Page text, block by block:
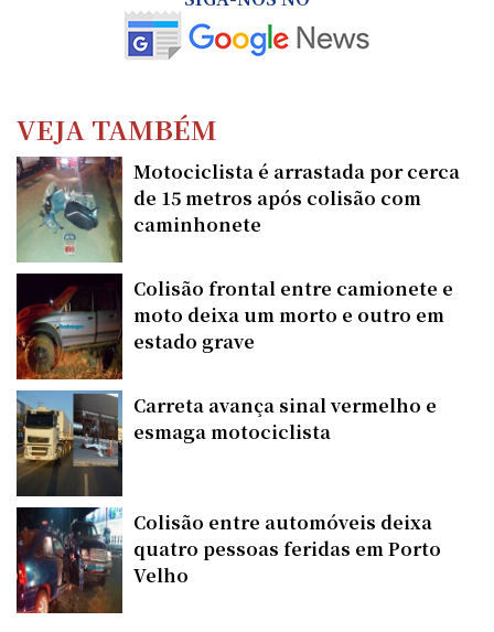
VEJA TAMBÉM
Motociclista é arrastada por cerca
de 15 metros após colisão com
caminhonete
Colisão frontal entre camionete e
moto deixa um morto e outro em
estado grave
Carreta avança sinal vermelho e
esmaga motociclista
Colisão entre automóveis deixa
quatro pessoas feridas em Porto
Velho